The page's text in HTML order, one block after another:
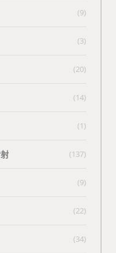
(9)
(3)
(20)
(14)
(1)
(137)
(9)
(22)
(34)